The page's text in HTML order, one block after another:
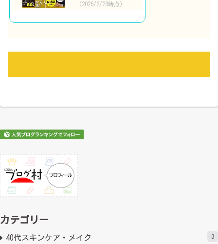
(2026/2/23時点)
カテゴリー
40代スキンケア・メイク 3